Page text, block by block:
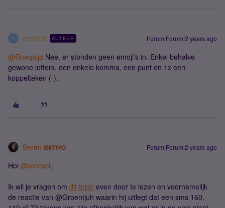
C contact AUTEUR Forum|Forum|2 years ago
@Roeqajja Nee, er stonden geen emoji’s in. Enkel behalve
gewone letters, een enkele komma, een punt en 1x een
koppelteken (-).
Seren Forum|Forum|2 years ago
Hoi @contact,
Ik wil je vragen om dit topic even door te lezen en voornamelijk
de reactie van @Groentjuh waarin hij uitlegt dat een sms 160,